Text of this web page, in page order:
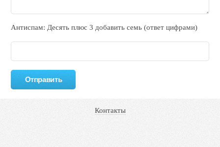
Антиспам: Дecять плюc 3 добавить ceмь (ответ цифрами)
Контакты